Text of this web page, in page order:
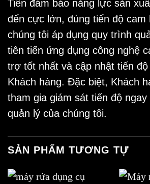
Tiên đảm bảo năng lực sản
đến cực lớn, đúng tiến độ cam
chúng tôi áp dụng quy trình
tiên tiến ứng dụng công nghệ
trợ tốt nhất và cập nhật tiến
Khách hàng. Đặc biệt, Khách
tham gia giám sát tiến độ
quản lý của chúng tôi.
SẢN PHẨM TƯƠNG TỰ